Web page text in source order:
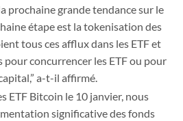
prochaine grande tendance sur le
étape est la tokenisation des
tous ces afflux dans les ETF et
pour concurrencer les ETF ou pour
a-t-il affirmé.
ETF Bitcoin le 10 janvier, nous
significative des fonds